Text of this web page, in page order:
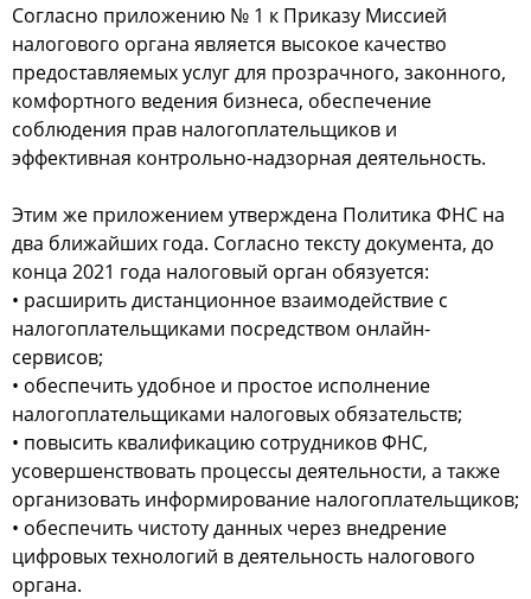
Согласно приложению № 1 к Приказу Миссией
налогового органа является высокое качество
предоставляемых услуг для прозрачного, законного,
комфортного ведения бизнеса, обеспечение
соблюдения прав налогоплательщиков и
эффективная контрольно-надзорная деятельность.
Этим же приложением утверждена Политика ФНС на
два ближайших года. Согласно тексту документа, до
конца 2021 года налоговый орган обязуется:
• расширить дистанционное взаимодействие с
налогоплательщиками посредством онлайн-
сервисов;
• обеспечить удобное и простое исполнение
налогоплательщиками налоговых обязательств;
• повысить квалификацию сотрудников ФНС,
усовершенствовать процессы деятельности, а также
организовать информирование налогоплательщиков;
• обеспечить чистоту данных через внедрение
цифровых технологий в деятельность налогового
органа.